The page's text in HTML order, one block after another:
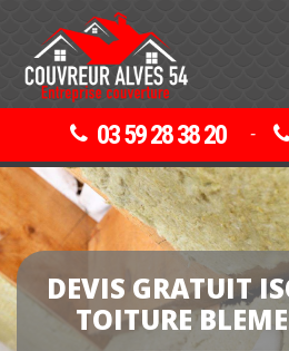
03 59 28 38 20 -
DEVIS GRATUIT
TOITURE